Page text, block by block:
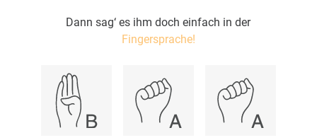
Dann sag‘ es ihm doch einfach in der
Fingersprache!